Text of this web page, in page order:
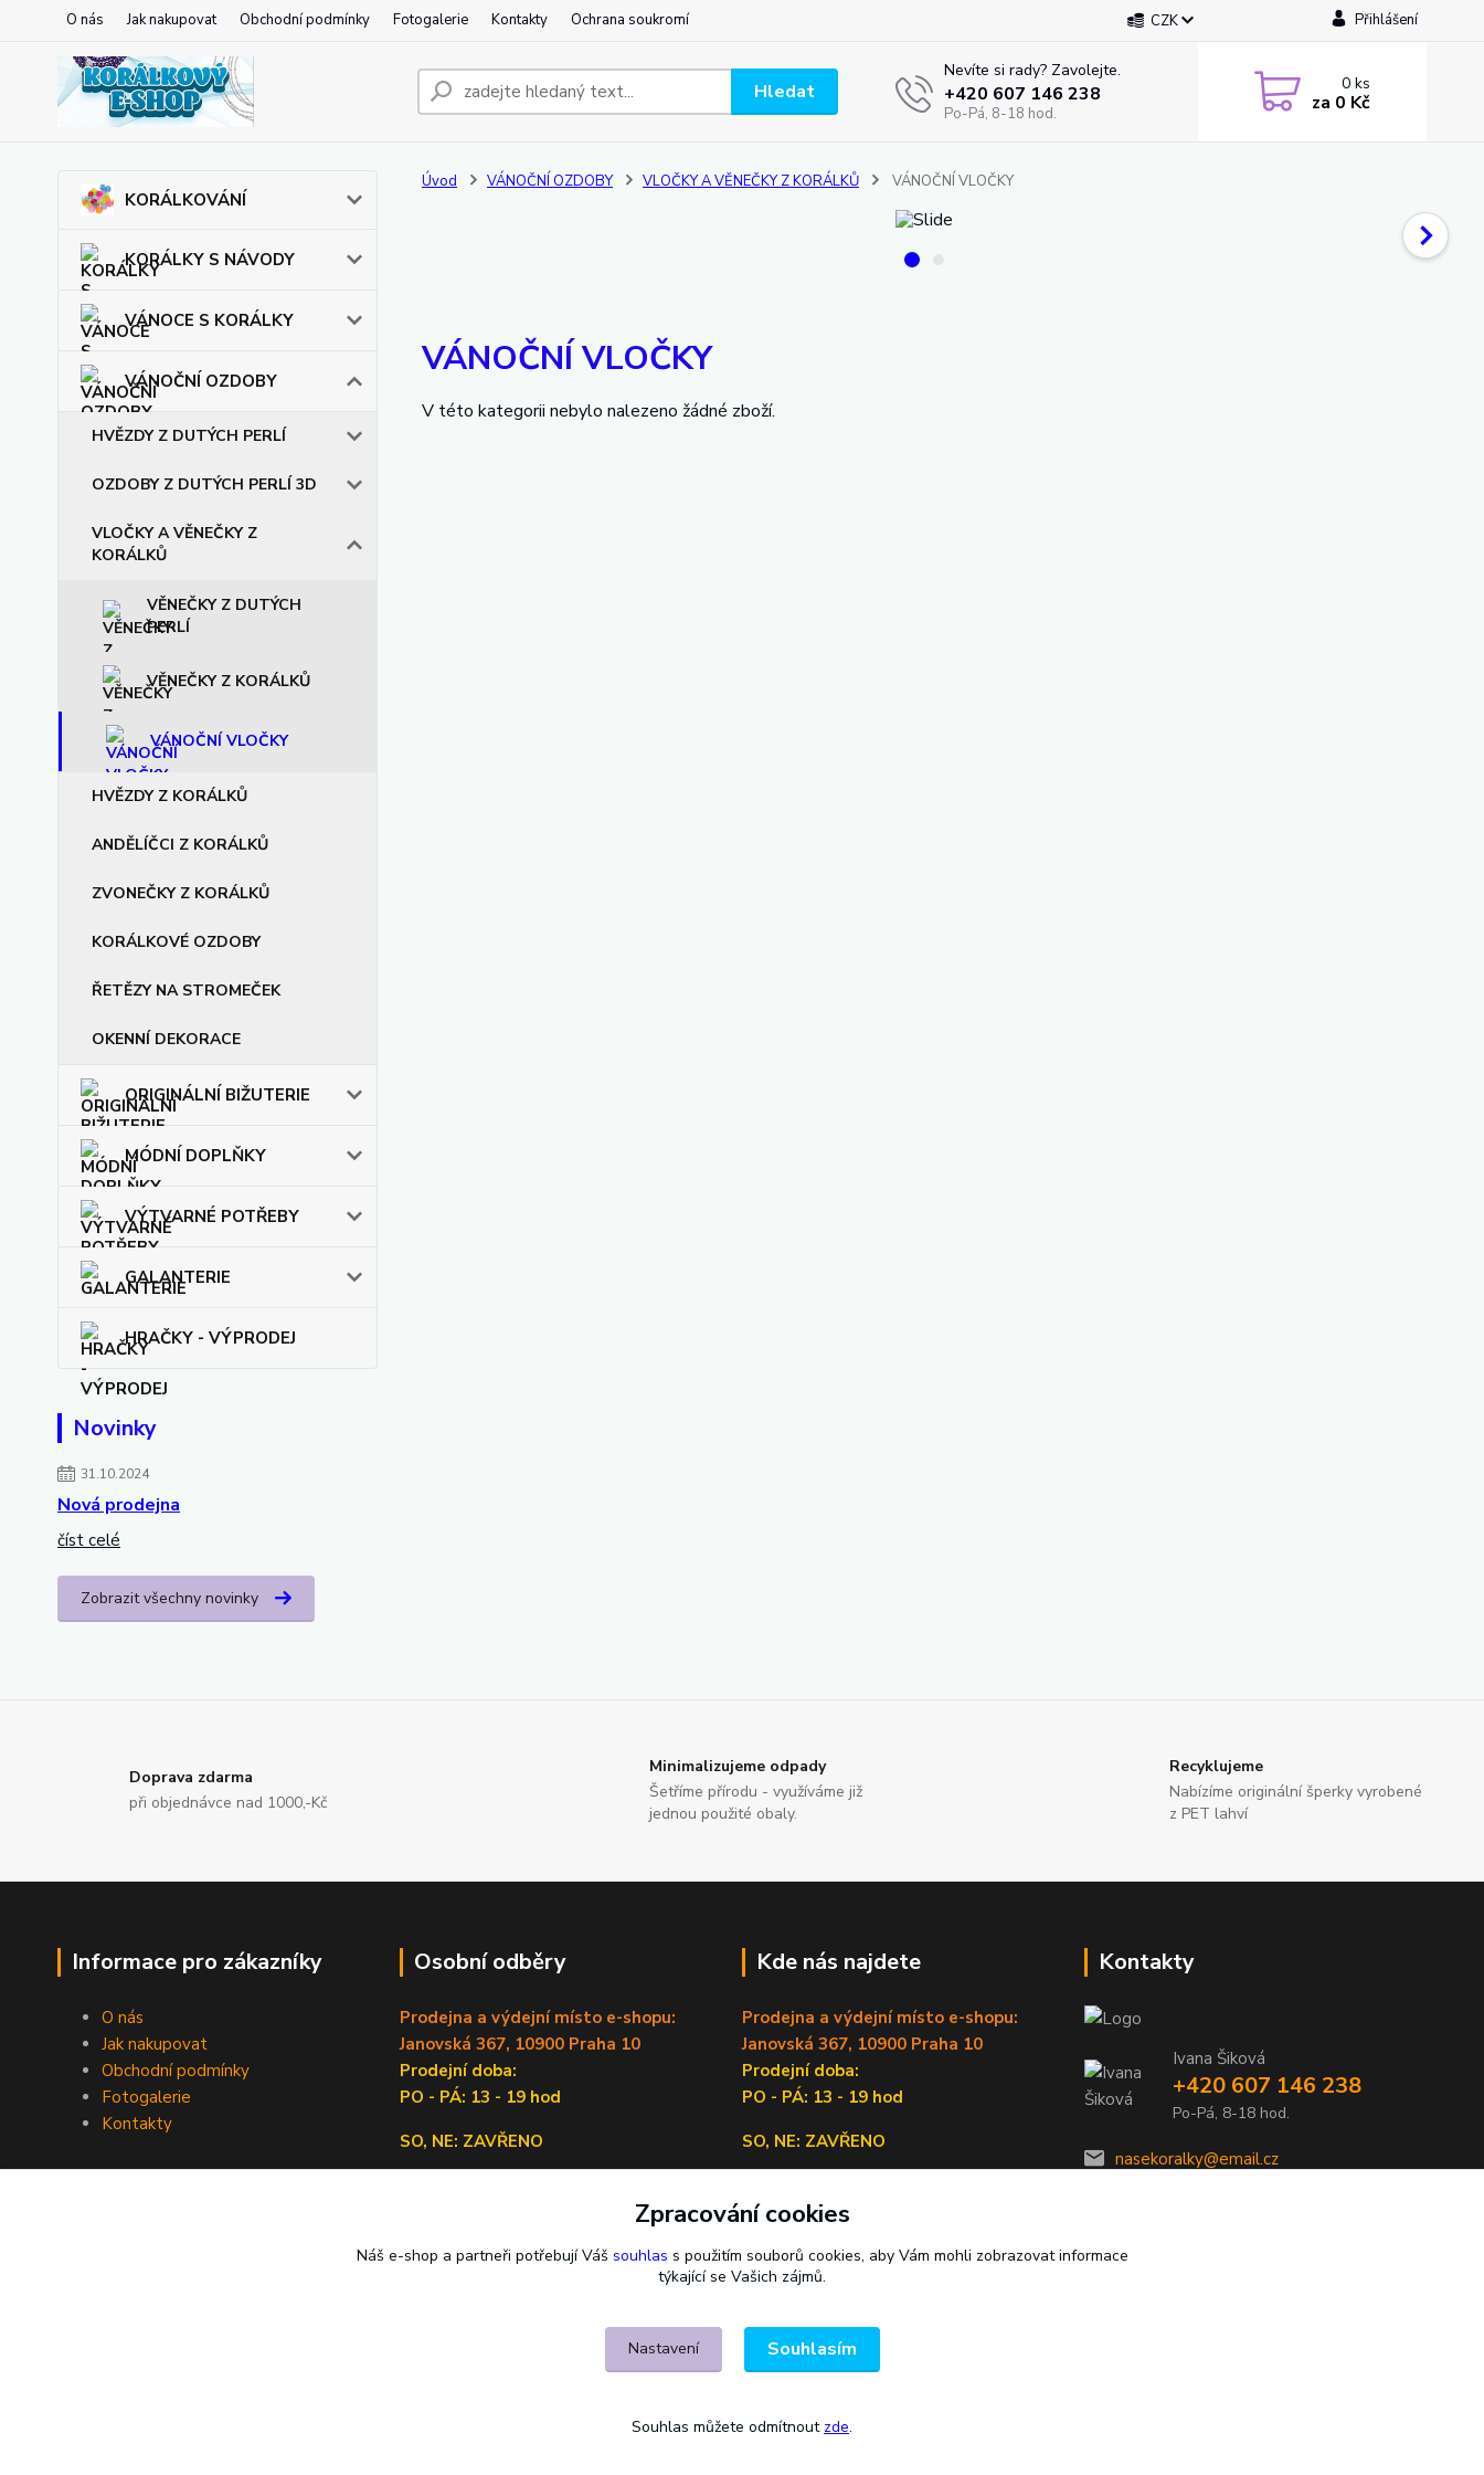
O nás Jak nakupovat Obchodní podmínky Fotogalerie Kontakty Ochrana soukromí CZK Přihlášení
Hledat
Nevíte si rady? Zavolejte.
+420 607 146 238
Po-Pá, 8-18 hod.
0ks
za 0 Kč
KORÁLKOVÁNÍ
KORÁLKY S NÁVODY
VÁNOCE S KORÁLKY
VÁNOČNÍ OZDOBY
HVĚZDY Z DUTÝCH PERLÍ
OZDOBY Z DUTÝCH PERLÍ 3D
VLOČKY A VĚNEČKY Z
KORÁLKŮ
VĚNEČKY Z DUTÝCH
PERLÍ
VĚNEČKY Z KORÁLKŮ
VÁNOČNÍ VLOČKY
HVĚZDY Z KORÁLKŮ
ANDĚLÍČCI Z KORÁLKŮ
ZVONEČKY Z KORÁLKŮ
KORÁLKOVÉ OZDOBY
ŘETĚZY NA STROMEČEK
OKENNÍ DEKORACE
ORIGINÁLNÍ BIŽUTERIE
MÓDNÍ DOPLŇKY
VÝTVARNÉ POTŘEBY
GALANTERIE
HRAČKY - VÝPRODEJ
Novinky
31.10.2024
Nová prodejna
číst celé
Zobrazit všechny novinky
Úvod VÁNOČNÍ OZDOBY VLOČKY A VĚNEČKY Z KORÁLKŮ VÁNOČNÍ VLOČKY
VÁNOČNÍ VLOČKY
V této kategorii nebylo nalezeno žádné zboží.
Doprava zdarma
při objednávce nad 1000,-Kč
Minimalizujeme odpady
Šetříme přírodu - využíváme již
jednou použité obaly.
Recyklujeme
Nabízíme originální šperky vyrobené
z PET lahví
Informace pro zákazníky
O nás
Jak nakupovat
Obchodní podmínky
Fotogalerie
Kontakty
Osobní odběry
Prodejna a výdejní místo e-shopu:
Janovská 367, 10900 Praha 10
Prodejní doba:
PO - PÁ: 13 - 19 hod
SO, NE: ZAVŘENO
Kde nás najdete
Prodejna a výdejní místo e-shopu:
Janovská 367, 10900 Praha 10
Prodejní doba:
PO - PÁ: 13 - 19 hod
SO, NE: ZAVŘENO
Lečkova 1519/9, 14900 Praha 4
Kontakty
Ivana Šiková
+420 607 146 238
Po-Pá, 8-18 hod.
nasekoralky@email.cz
Zpracování cookies
Náš e-shop a partneři potřebují Váš souhlas s použitím souborů cookies, aby Vám mohli zobrazovat informace
týkající se Vašich zájmů.
Nastavení Souhlasím
Souhlas můžete odmítnout zde.